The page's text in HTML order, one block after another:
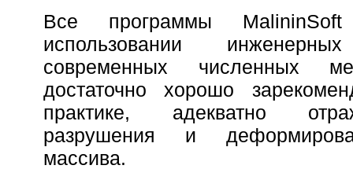
Все программы
использовании
современных численных
достаточно хорошо
практике, адекватно
разрушения и
массива.